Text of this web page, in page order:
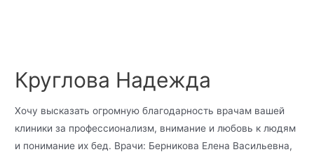
Круглова Надежда
Хочу высказать огромную благодарность врачам вашей
клиники за профессионализм, внимание и любовь к людям
и понимание их бед. Врачи: Берникова Елена Васильевна,